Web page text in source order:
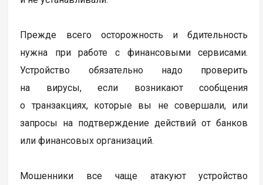
Прежде всего осторожность и бдительность
нужна при работе с финансовыми сервисами.
Устройство обязательно надо проверить
на вирусы, если возникают сообщения
о транзакциях, которые вы не совершали, или
запросы на подтверждение действий от банков
или финансовых организаций.
Мошенники все чаще атакуют устройство